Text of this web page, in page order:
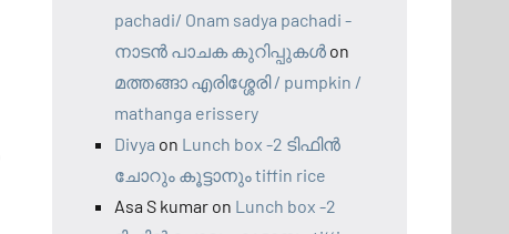
pachadi/ Onam sadya pachadi -
നാടന്‍ പാചക കുറിപ്പുകള്‍ on
മത്തങ്ങാ എരിശ്ശേരി / pumpkin /
mathanga erissery
Divya on Lunch box -2 ടിഫിൻ
ചോറും കൂട്ടാനും tiffin rice
Asa S kumar on Lunch box -2